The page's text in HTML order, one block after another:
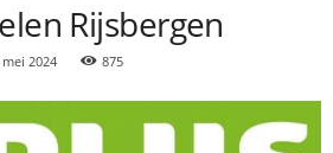
Rijsbergen
mei 2024 875